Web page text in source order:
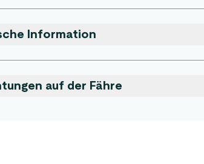
Information
auf der Fähre